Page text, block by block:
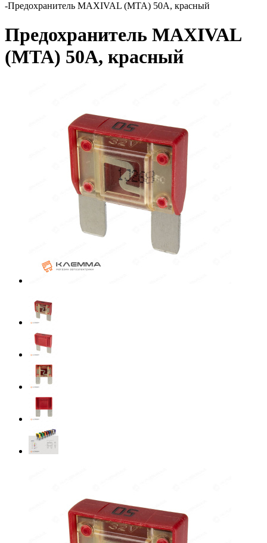
-Предохранитель MAXIVAL (MTA) 50А, красный
Предохранитель MAXIVAL
(MTA) 50А, красный